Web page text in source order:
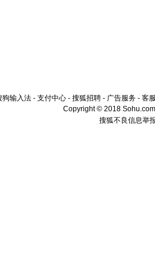
狗输入法 - 支付中心 - 搜狐招聘 - 广告服务 - 客
Copyright © 2018
搜狐不良信息举